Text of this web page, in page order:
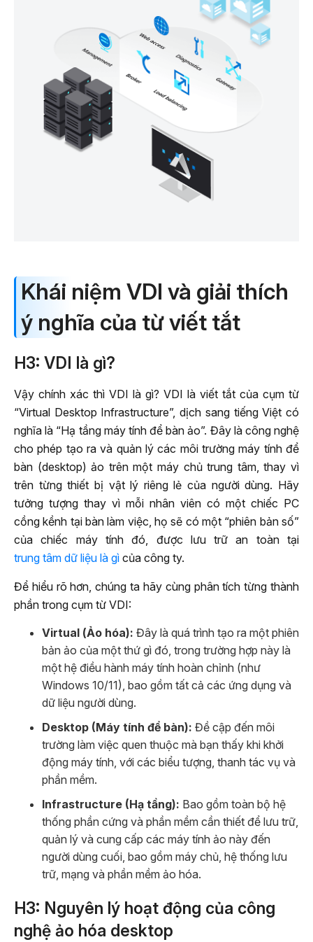
Khái niệm VDI và giải thích
ý nghĩa của từ viết tắt
H3: VDI là gì?
Vậy chính xác thì VDI là gì? VDI là viết tắt của cụm từ
“Virtual Desktop Infrastructure”, dịch sang tiếng Việt có
nghĩa là “Hạ tầng máy tính để bàn ảo”. Đây là công nghệ
cho phép tạo ra và quản lý các môi trường máy tính để
bàn (desktop) ảo trên một máy chủ trung tâm, thay vì
trên từng thiết bị vật lý riêng lẻ của người dùng. Hãy
tưởng tượng thay vì mỗi nhân viên có một chiếc PC
cồng kềnh tại bàn làm việc, họ sẽ có một “phiên bản số”
của chiếc máy tính đó, được lưu trữ an toàn tại
trung tâm dữ liệu là gì của công ty.
Để hiểu rõ hơn, chúng ta hãy cùng phân tích từng thành
phần trong cụm từ VDI:
Virtual (Ảo hóa): Đây là quá trình tạo ra một phiên
bản ảo của một thứ gì đó, trong trường hợp này là
một hệ điều hành máy tính hoàn chỉnh (như
Windows 10/11), bao gồm tất cả các ứng dụng và
dữ liệu người dùng.
Desktop (Máy tính để bàn): Đề cập đến môi
trường làm việc quen thuộc mà bạn thấy khi khởi
động máy tính, với các biểu tượng, thanh tác vụ và
phần mềm.
Infrastructure (Hạ tầng): Bao gồm toàn bộ hệ
thống phần cứng và phần mềm cần thiết để lưu trữ,
quản lý và cung cấp các máy tính ảo này đến
người dùng cuối, bao gồm máy chủ, hệ thống lưu
trữ, mạng và phần mềm ảo hóa.
H3: Nguyên lý hoạt động của công
nghệ ảo hóa desktop